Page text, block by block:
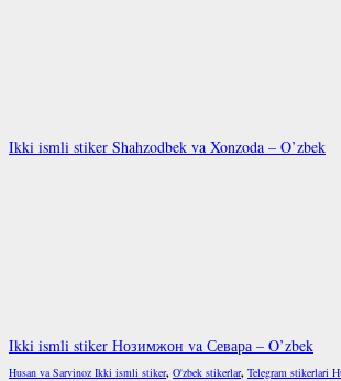
Ikki ismli stiker Shahzodbek va Xonzoda – O’zbek
Ikki ismli stiker Нозимжон va Севара – O’zbek
Husan va Sarvinoz Ikki ismli stiker, O'zbek stikerlar, Telegram stikerlari